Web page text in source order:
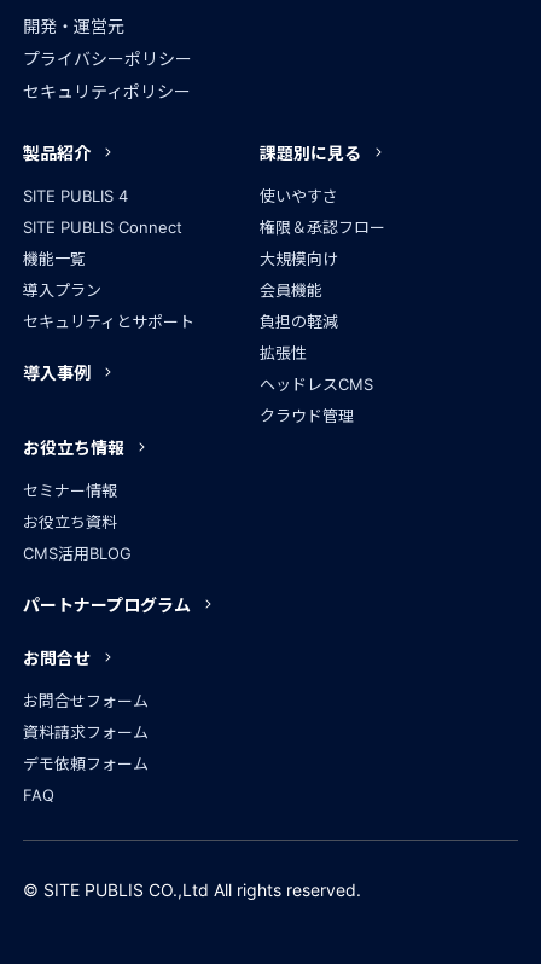
開発・運営元
プライバシーポリシー
セキュリティポリシー
製品紹介
SITE PUBLIS 4
SITE PUBLIS Connect
機能一覧
導入プラン
セキュリティとサポート
導入事例
課題別に見る
使いやすさ
権限＆承認フロー
大規模向け
会員機能
負担の軽減
拡張性
ヘッドレスCMS
クラウド管理
お役立ち情報
セミナー情報
お役立ち資料
CMS活用BLOG
パートナープログラム
お問合せ
お問合せフォーム
資料請求フォーム
デモ依頼フォーム
FAQ
© SITE PUBLIS CO.,Ltd All rights reserved.